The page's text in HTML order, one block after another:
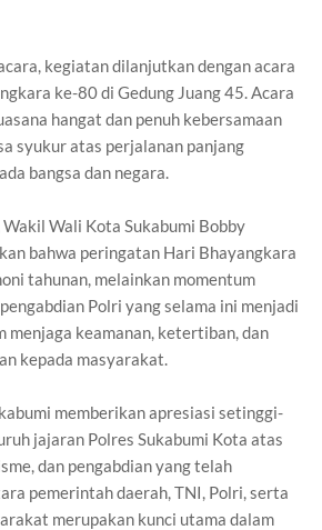
kegiatan dilanjutkan dengan acara
ke-80 di Gedung Juang 45. Acara
hangat dan penuh kebersamaan
syukur atas perjalanan panjang
bangsa dan negara.
Wali Kota Sukabumi Bobby
bahwa peringatan Hari Bhayangkara
tahunan, melainkan momentum
Polri yang selama ini menjadi
menjaga keamanan, ketertiban, dan
kepada masyarakat.
memberikan apresiasi setinggi-
jajaran Polres Sukabumi Kota atas
dan pengabdian yang telah
pemerintah daerah, TNI, Polri, serta
merupakan kunci utama dalam